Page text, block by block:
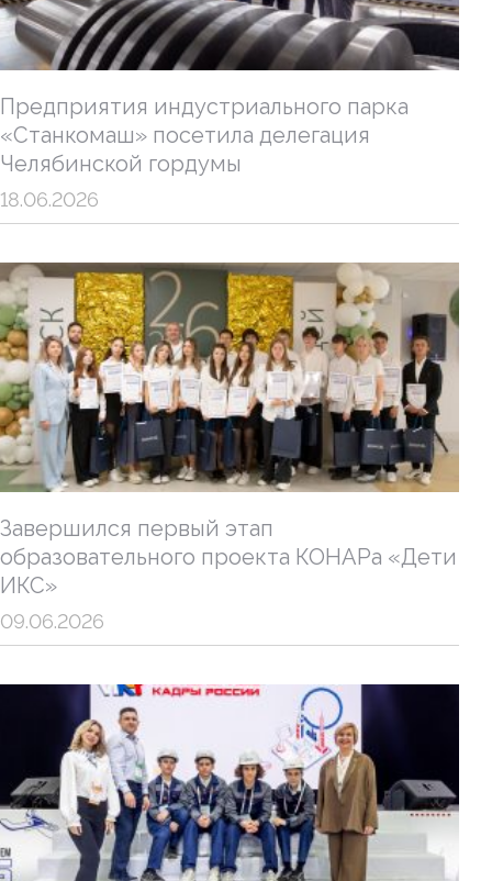
Предприятия индустриального парка
«Станкомаш» посетила делегация
Челябинской гордумы
18.06.2026
Завершился первый этап
образовательного проекта КОНАРа «Дети
ИКС»
09.06.2026